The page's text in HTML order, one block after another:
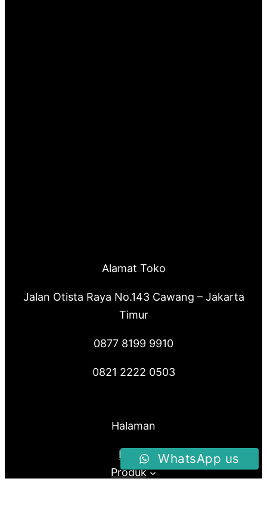
Alamat Toko
Jalan Otista Raya No.143 Cawang – Jakarta
Timur
0877 8199 9910
0821 2222 0503
Halaman
Home
Produk
WhatsApp us